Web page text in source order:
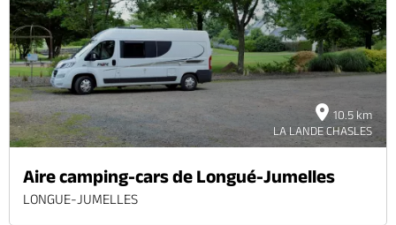
Brochures & Cartes Offices de tourisme Comment venir ? Ecrivez-nous
10.5 km
LA LANDE CHASLES
Aire camping-cars de Longué-Jumelles
LONGUE-JUMELLES